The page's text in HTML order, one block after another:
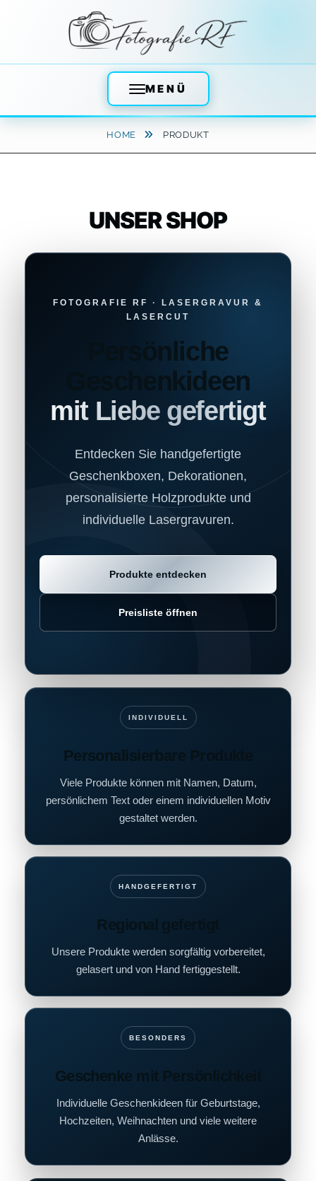
MENÜ
HOME PRODUKT
UNSER SHOP
FOTOGRAFIE RF · LASERGRAVUR &
LASERCUT
Persönliche
Geschenkideen
mit Liebe gefertigt
Entdecken Sie handgefertigte
Geschenkboxen, Dekorationen,
personalisierte Holzprodukte und
individuelle Lasergravuren.
Produkte entdecken
Preisliste öffnen
INDIVIDUELL
Personalisierbare Produkte
Viele Produkte können mit Namen, Datum,
persönlichem Text oder einem individuellen Motiv
gestaltet werden.
HANDGEFERTIGT
Regional gefertigt
Unsere Produkte werden sorgfältig vorbereitet,
gelasert und von Hand fertiggestellt.
BESONDERS
Geschenke mit Persönlichkeit
Individuelle Geschenkideen für Geburtstage,
Hochzeiten, Weihnachten und viele weitere
Anlässe.